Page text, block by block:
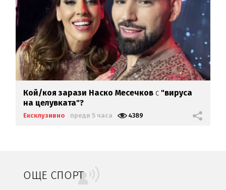
Кой/коя зарази Наско Месечков с "вируса
на целувката"?
Ексклузивно преди 5 часа 4389
ОЩЕ СПОРТ